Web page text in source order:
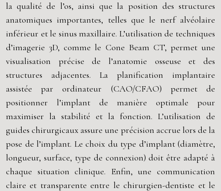
la qualité de l’os, ainsi que la position des structures
anatomiques importantes, telles que le nerf alvéolaire
inférieur et le sinus maxillaire. L’utilisation de techniques
d’imagerie 3D, comme le Cone Beam CT, permet une
visualisation précise de l’anatomie osseuse et des
structures adjacentes. La planification implantaire
assistée par ordinateur (CAO/CFAO) permet de
positionner l’implant de manière optimale pour
maximiser la stabilité et la fonction. L’utilisation de
guides chirurgicaux assure une précision accrue lors de la
pose de l’implant. Le choix du type d’implant (diamètre,
longueur, surface, type de connexion) doit être adapté à
chaque situation clinique. Enfin, une communication
claire et transparente entre le chirurgien-dentiste et le